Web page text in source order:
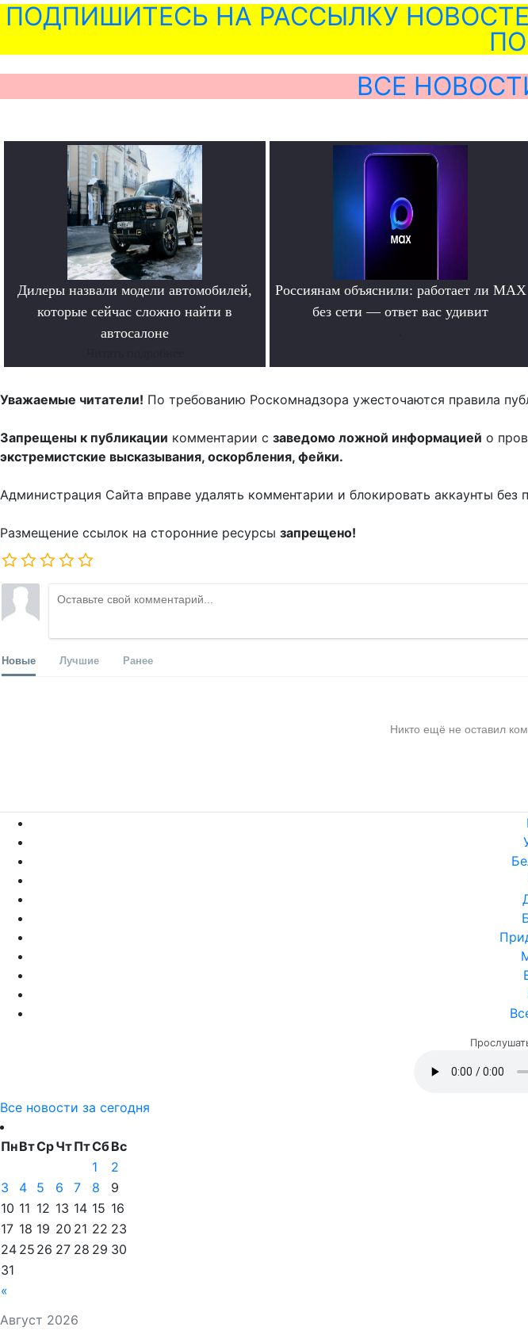
ПОДПИШИТЕСЬ НА РАССЫЛКУ
ВСЕ
Дилеры назвали модели автомобилей,
которые сейчас сложно найти в
автосалоне
Россиянам объяснили: работает ли MAX
без сети — ответ вас удивит
Уважаемые читатели! По требованию Роскомнадзора ужесточаются правила
Запрещены к публикации комментарии с заведомо ложной информацией о
экстремистские высказывания, оскорбления, фейки.
Администрация Сайта вправе удалять комментарии и блокировать аккаунты без
Размещение ссылок на сторонние ресурсы запрещено!
Новые Лучшие Ранее
Никто ещё не оставил
Все новости за сегодня
Август 2026
ПнВтСрЧтПтСбВс
«
1
2
3
4 5 6 7 8
9
10 11 12 13 14 15 16
17 18 19 20 21 22 23
24 25 26 27 28 29 30
31